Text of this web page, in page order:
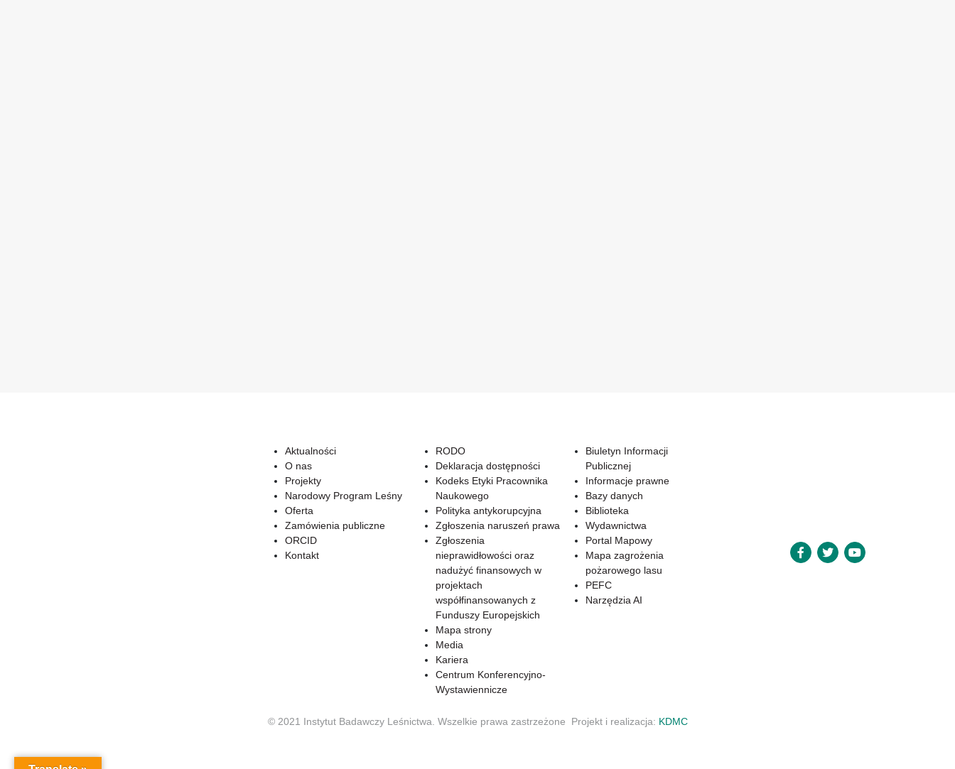
Aktualności
O nas
Projekty
Narodowy Program Leśny
Oferta
Zamówienia publiczne
ORCID
Kontakt
RODO
Deklaracja dostępności
Kodeks Etyki Pracownika
Naukowego
Polityka antykorupcyjna
Zgłoszenia naruszeń prawa
Zgłoszenia
nieprawidłowości oraz
nadużyć finansowych w
projektach
współfinansowanych z
Funduszy Europejskich
Mapa strony
Media
Kariera
Centrum Konferencyjno-
Wystawiennicze
Biuletyn Informacji
Publicznej
Informacje prawne
Bazy danych
Biblioteka
Wydawnictwa
Portal Mapowy
Mapa zagrożenia
pożarowego lasu
PEFC
Narzędzia AI
© 2021 Instytut Badawczy Leśnictwa. Wszelkie prawa zastrzeżone Projekt i realizacja: KDMC